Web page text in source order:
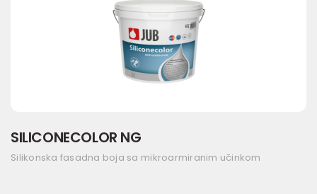
SILICONECOLOR NG
Silikonska fasadna boja sa mikroarmiranim učinkom